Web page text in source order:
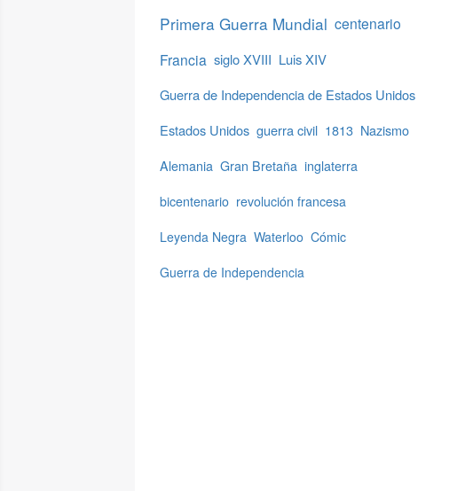
Primera Guerra Mundial centenario
Francia siglo XVIII Luis XIV
Guerra de Independencia de Estados Unidos
Estados Unidos guerra civil 1813 Nazismo
Alemania Gran Bretaña inglaterra
bicentenario revolución francesa
Leyenda Negra Waterloo Cómic
Guerra de Independencia